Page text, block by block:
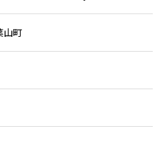
山町